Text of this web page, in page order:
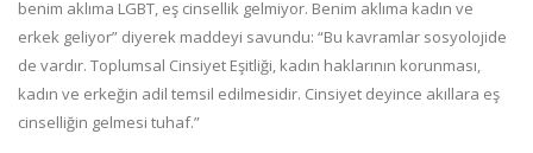
benim aklıma LGBT, eş cinsellik gelmiyor. Benim aklıma kadın ve
erkek geliyor” diyerek maddeyi savundu: “Bu kavramlar sosyolojide
de vardır. Toplumsal Cinsiyet Eşitliği, kadın haklarının korunması,
kadın ve erkeğin adil temsil edilmesidir. Cinsiyet deyince akıllara eş
cinselliğin gelmesi tuhaf.”